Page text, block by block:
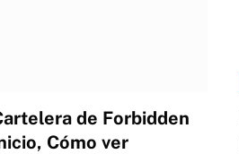
de Forbidden
Cómo ver